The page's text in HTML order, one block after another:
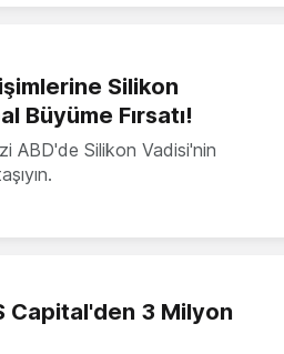
Silikon
Büyüme Fırsatı!
ABD'de Silikon Vadisi'nin
Capital'den 3 Milyon